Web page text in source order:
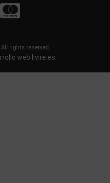
rights reserved.
web livire.es